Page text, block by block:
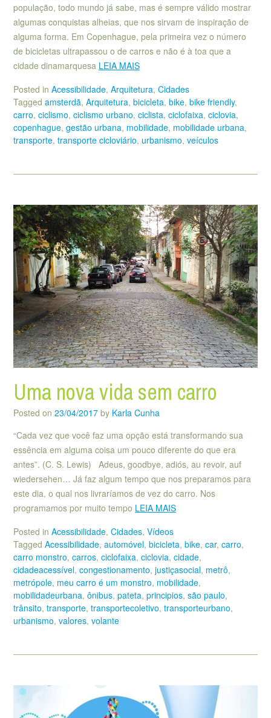
população, todo mundo já sabe, mas é sempre válido mostrar
algumas conquistas alheias, que nos sirvam de inspiração de
alguma forma. Em Copenhague, pela primeira vez o número
de bicicletas ultrapassou o de carros e não é à toa que a
cidade dinamarquesa LEIA MAIS
Posted in Acessibilidade, Arquitetura, Cidades
Tagged amsterdã, Arquitetura, bicicleta, bike, bike friendly,
carro, ciclismo, ciclismo urbano, ciclista, ciclofaixa, ciclovia,
copenhague, gestão urbana, mobilidade, mobilidade urbana,
transporte, transporte cicloviário, urbanismo, veículos
Uma nova vida sem carro
Posted on 23/04/2017 by Karla Cunha
“Cada vez que você faz uma opção está transformando sua
essência em alguma coisa um pouco diferente do que era
antes”. (C. S. Lewis) Adeus, goodbye, adiós, au revoir, auf
wiedersehen… Já faz algum tempo que nos preparamos para
este dia, o qual nos livraríamos de vez do carro. Nos
programamos por muito tempo LEIA MAIS
Posted in Acessibilidade, Cidades, Vídeos
Tagged Acessibilidade, automóvel, bicicleta, bike, car, carro,
carro monstro, carros, ciclofaixa, ciclovia, cidade,
cidadeacessível, congestionamento, justiçasocial, metrô,
metrópole, meu carro é um monstro, mobilidade,
mobilidadeurbana, ônibus, pateta, principios, são paulo,
trânsito, transporte, transportecoletivo, transporteurbano,
urbanismo, valores, volante